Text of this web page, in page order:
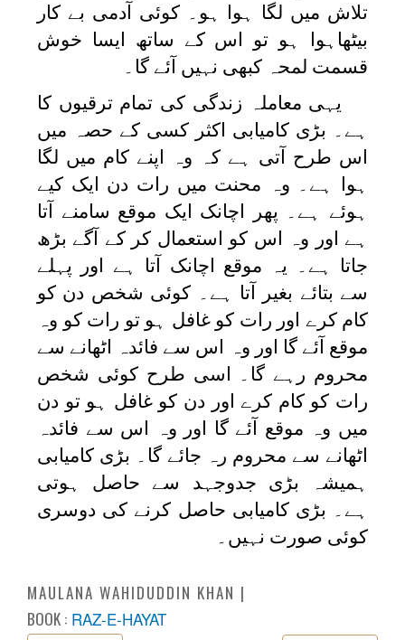
تلاش میں لگا ہوا ہو۔ کوئی آدمی بے کار
بیٹھاہوا ہو تو اس کے ساتھ ایسا خوش
قسمت لمحہ کبھی نہیں آئے گا۔
یہی معاملہ زندگی کی تمام ترقیوں کا
ہے۔ بڑی کامیابی اکثر کسی کے حصہ میں
اس طرح آتی ہے کہ وہ اپنے کام میں لگا
ہوا ہے۔ وہ محنت میں رات دن ایک کیے
ہوئے ہے۔ پھر اچانک ایک موقع سامنے آتا
ہے اور وہ اس کو استعمال کر کے آگے بڑھ
جاتا ہے۔ یہ موقع اچانک آتا ہے اور پہلے
سے بتائے بغیر آتا ہے۔ کوئی شخص دن کو
کام کرے اور رات کو غافل ہو تو رات کو وہ
موقع آئے گا اور وہ اس سے فائدہ اٹھانے سے
محروم رہے گا۔ اسی طرح کوئی شخص
رات کو کام کرے اور دن کو غافل ہو تو دن
میں وہ موقع آئے گا اور وہ اس سے فائدہ
اٹھانے سے محروم رہ جائے گا۔ بڑی کامیابی
ہمیشہ بڑی جدوجہد سے حاصل ہوتی
ہے۔ بڑی کامیابی حاصل کرنے کی دوسری
کوئی صورت نہیں۔
MAULANA WAHIDUDDIN KHAN
BOOK : RAZ-E-HAYAT